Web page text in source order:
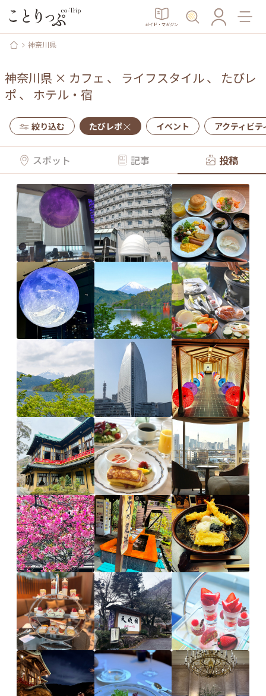
ガイド・マガジン
神奈川県
神奈川県 × カフェ 、 ライフスタイル、 たびレ
ポ 、 ホテル・宿
絞り込む たびレポ イベント アクティビテ
スポット 記事 投稿